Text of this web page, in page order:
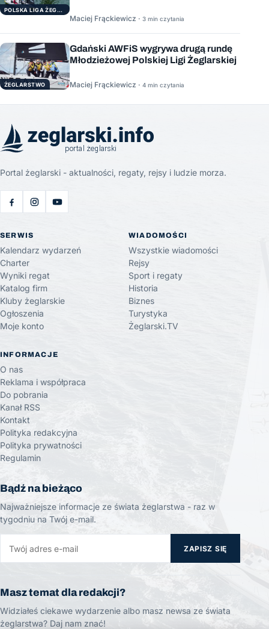
POLSKA LIGA ŻEGLARSKA
Maciej Frąckiewicz · 3 min czytania
ŻEGLARSTWO
Gdański AWFiS wygrywa drugą rundę
Młodzieżowej Polskiej Ligi Żeglarskiej
Maciej Frąckiewicz · 4 min czytania
Portal żeglarski - aktualności, regaty, rejsy i ludzie morza.
SERWIS
Kalendarz wydarzeń
Charter
Wyniki regat
Katalog firm
Kluby żeglarskie
Ogłoszenia
Moje konto
WIADOMOŚCI
Wszystkie wiadomości
Rejsy
Sport i regaty
Historia
Biznes
Turystyka
Żeglarski.TV
INFORMACJE
O nas
Reklama i współpraca
Do pobrania
Kanał RSS
Kontakt
Polityka redakcyjna
Polityka prywatności
Regulamin
Bądź na bieżąco
Najważniejsze informacje ze świata żeglarstwa - raz w
tygodniu na Twój e-mail.
ZAPISZ SIĘ
Masz temat dla redakcji?
Widziałeś ciekawe wydarzenie albo masz newsa ze świata
żeglarstwa? Daj nam znać!